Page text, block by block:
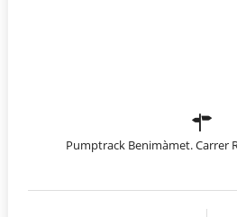
Pumptrack Benimàmet. Carrer